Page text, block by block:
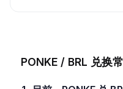
PONKE / BRL 兑换